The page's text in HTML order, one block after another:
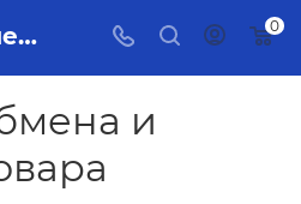
Правила обмена и возврата товара интернет-магазина МегаСТРОЙ 0
и